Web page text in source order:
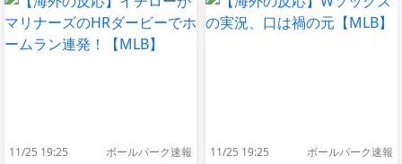
11/25 19:25 ボールパーク速報 11/25 19:25 ボールパーク速報